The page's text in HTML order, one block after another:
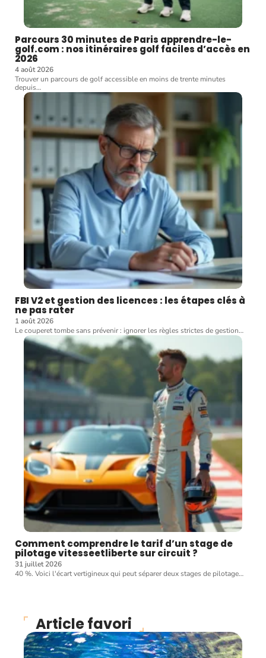
Parcours 30 minutes de Paris apprendre-le-
golf.com : nos itinéraires golf faciles d’accès en
2026
4 août 2026
Trouver un parcours de golf accessible en moins de trente minutes
depuis…
FBI V2 et gestion des licences : les étapes clés à
ne pas rater
1 août 2026
Le couperet tombe sans prévenir : ignorer les règles strictes de gestion…
Comment comprendre le tarif d’un stage de
pilotage vitesseetliberte sur circuit ?
31 juillet 2026
40 %. Voici l'écart vertigineux qui peut séparer deux stages de pilotage…
Article favori